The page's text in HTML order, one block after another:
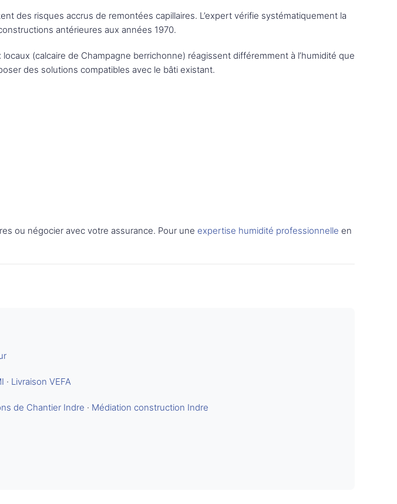
des risques accrus de remontées capillaires. L’expert vérifie systématiquement la
antérieures aux années 1970.
(calcaire de Champagne berrichonne) réagissent différemment à l’humidité que
des solutions compatibles avec le bâti existant.
ou négocier avec votre assurance. Pour une expertise humidité professionnelle en
· Livraison VEFA
de Chantier Indre · Médiation construction Indre